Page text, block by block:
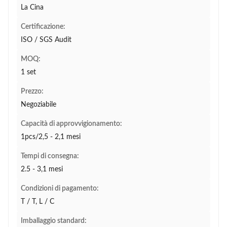
La Cina
Certificazione:
ISO / SGS Audit
MOQ:
1 set
Prezzo:
Negoziabile
Capacità di approvvigionamento:
1pcs/2,5 - 2,1 mesi
Tempi di consegna:
2.5 - 3,1 mesi
Condizioni di pagamento:
T / T, L / C
Imballaggio standard: